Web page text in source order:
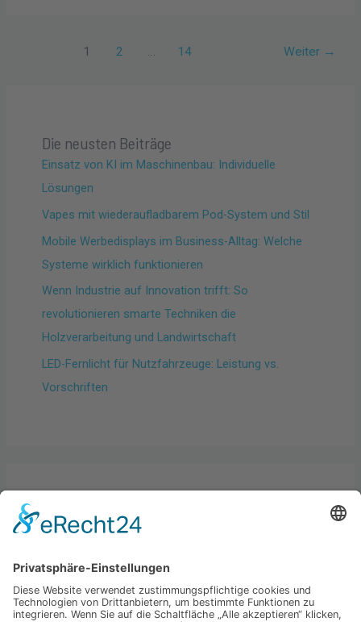
1 2 … 14 Weiter →
Die neusten Beiträge
Einsatz von KI im Maschinenbau: Individuelle
Lösungen
Vapes mit wiederaufladbarem Pod-System und Stil
Mobile Werbedisplays im Business-Alltag: Welche
Systeme wirklich funktionieren
Wenn Industrie auf Innovation trifft: So
revolutionieren smarte Techniken die
Holzverarbeitung und Landwirtschaft
LED-Fernlicht für Nutzfahrzeuge: Leistung vs.
Vorschriften
Kategorien
Best practices
Business